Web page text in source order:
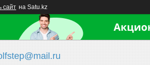
сайт на Satu.kz